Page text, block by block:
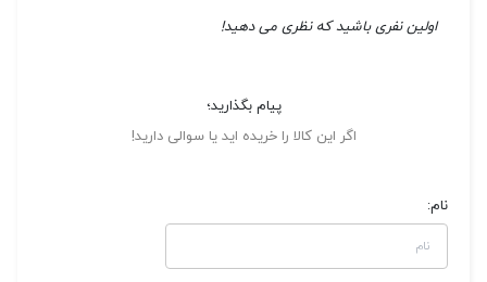
اولین نفری باشید که نظری می دهید!
پیام بگذارید؛
اگر این کالا را خریده اید یا سوالی دارید!
نام: